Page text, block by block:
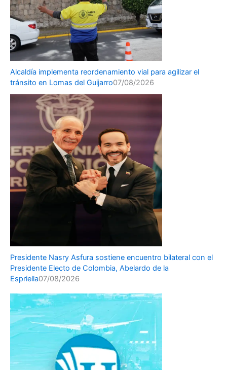
Alcaldía implementa reordenamiento vial para agilizar el
tránsito en Lomas del Guijarro07/08/2026
Presidente Nasry Asfura sostiene encuentro bilateral con el
Presidente Electo de Colombia, Abelardo de la
Espriella07/08/2026